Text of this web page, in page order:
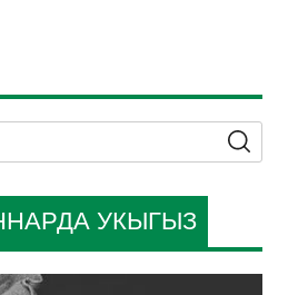
УКЫГЫЗ